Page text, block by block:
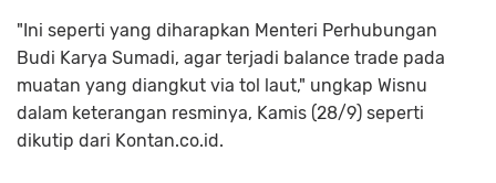
"Ini seperti yang diharapkan Menteri Perhubungan
Budi Karya Sumadi, agar terjadi balance trade pada
muatan yang diangkut via tol laut," ungkap Wisnu
dalam keterangan resminya, Kamis (28/9) seperti
dikutip dari Kontan.co.id.